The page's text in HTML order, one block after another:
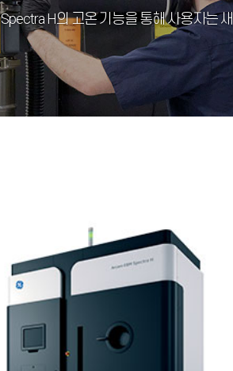
Spectra H의 고온 기능을 통해 사용자는